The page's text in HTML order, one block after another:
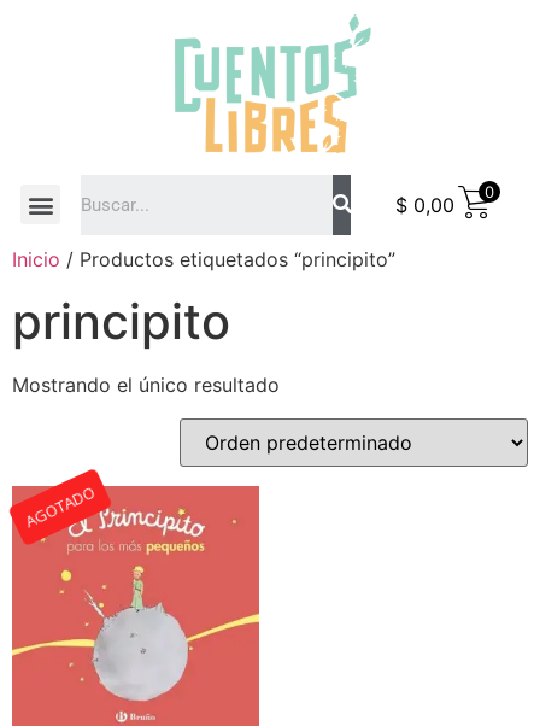
$ 0,00
0
Inicio / Productos etiquetados “principito”
principito
Mostrando el único resultado
AGOTADO